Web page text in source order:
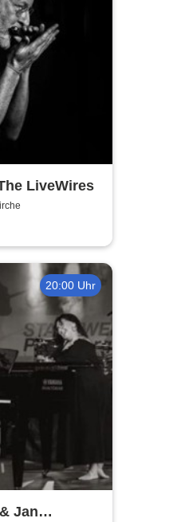
LiveWires
20:00 Uhr
Jan